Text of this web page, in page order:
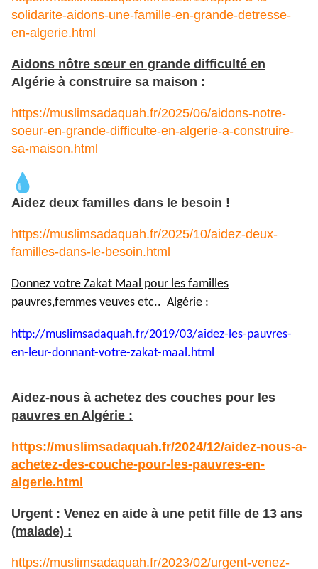
solidarite-aidons-une-famille-en-grande-detresse-
en-algerie.html
Aidons nôtre sœur en grande difficulté en
Algérie à construire sa maison :
https://muslimsadaquah.fr/2025/06/aidons-notre-
soeur-en-grande-difficulte-en-algerie-a-construire-
sa-maison.html
Aidez deux familles dans le besoin !
https://muslimsadaquah.fr/2025/10/aidez-deux-
familles-dans-le-besoin.html
Donnez votre Zakat Maal pour les familles
pauvres,femmes veuves etc.. Algérie :
http://muslimsadaquah.fr/2019/03/aidez-les-pauvres-
en-leur-donnant-votre-zakat-maal.html
Aidez-nous à achetez des couches pour les
pauvres en Algérie :
https://muslimsadaquah.fr/2024/12/aidez-nous-a-
achetez-des-couche-pour-les-pauvres-en-
algerie.html
Urgent : Venez en aide à une petit fille de 13 ans
(malade) :
https://muslimsadaquah.fr/2023/02/urgent-venez-